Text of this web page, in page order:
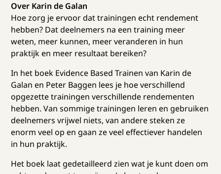
Over Karin de Galan
Hoe zorg je ervoor dat trainingen echt rendement
hebben? Dat deelnemers na een training meer
weten, meer kunnen, meer veranderen in hun
praktijk en meer resultaat bereiken?
In het boek Evidence Based Trainen van Karin de
Galan en Peter Baggen lees je hoe verschillend
opgezette trainingen verschillende rendementen
hebben. Van sommige trainingen leren en gebruiken
deelnemers vrijwel niets, van andere steken ze
enorm veel op en gaan ze veel effectiever handelen
in hun praktijk.
Het boek laat gedetailleerd zien wat je kunt doen om